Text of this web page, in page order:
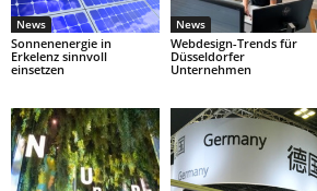
News
Sonnenenergie in
Erkelenz sinnvoll
einsetzen
News
Webdesign-Trends für
Düsseldorfer
Unternehmen